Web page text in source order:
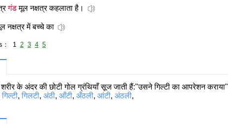
गंडमूल नक्षत्र कहलाता है।
नक्षत्र में बच्चे का
： 1 2 3 4 5
के अंदर की छोटी गोल ग्रंथियाँ सूज जाती हैं:"उसने गिल्टी का आपरेशन कराया"
गिल्टी,गिलटी, अंठी, आँटी, अँठली, आंटी, अंठली,